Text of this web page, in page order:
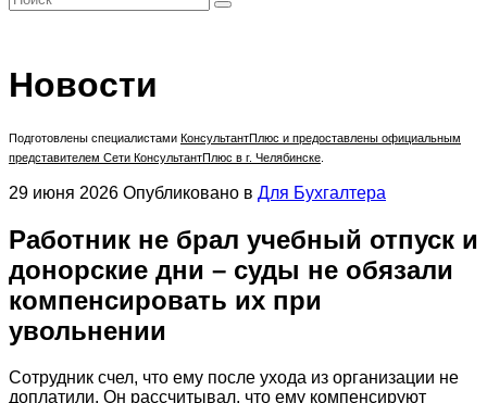
Новости
Подготовлены специалистами КонсультантПлюс и предоставлены официальным
представителем Сети КонсультантПлюс в г. Челябинске
29 июня 2026 Опубликовано в Для Бухгалтера
Работник не брал учебный отпуск и
донорские дни – суды не обязали
компенсировать их при
увольнении
Сотрудник счел, что ему после ухода из организации не
доплатили. Он рассчитывал, что ему компенсируют